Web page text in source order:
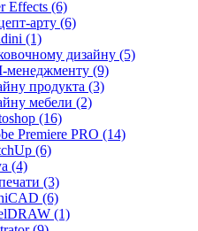
Effects (6)
(6)
(1)
дизайну (5)
(9)
продукта (3)
мебели (2)
(16)
Premiere PRO (14)
(6)
(4)
(3)
(6)
(1)